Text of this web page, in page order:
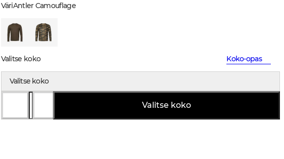
VäriAntler Camouflage
Valitse koko Koko-opas
Valitse koko
Valitse koko